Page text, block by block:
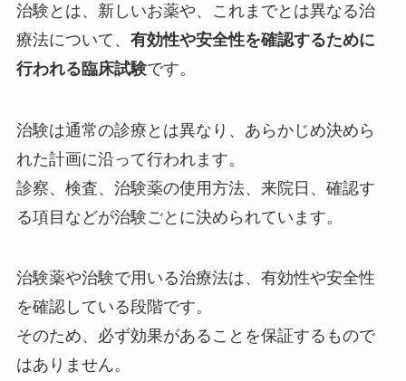
治験とは、新しいお薬や、これまでとは異なる治
療法について、 有効性や安全性を確認するために
行われる臨床試験です。
治験は通常の診療とは異なり、あらかじめ決めら
れた計画に沿って行われます。
診察、検査、治験薬の使用方法、来院日、確認す
る項目などが治験ごとに決められています。
治験薬や治験で用いる治療法は、有効性や安全性
を確認している段階です。
そのため、必ず効果があることを保証するもので
はありません。